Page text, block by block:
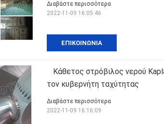
ΕΠΙΚΟΙΝΩΝΊΑ
Διαβάστε περισσότερα
2022-11-09 16:05:46
Κάθετος στρόβιλος νερού
τον κυβερνήτη ταχύτητας
Διαβάστε περισσότερα
2022-11-09 16:16:09